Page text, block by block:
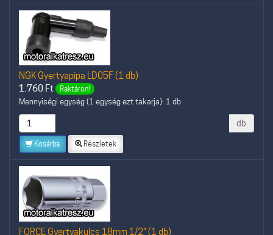
NGK Gyertyapipa LD05F (1 db)
1.760 Ft Raktáron!
Mennyiségi egység (1 egység ezt takarja): 1 db
db
Kosárba Részletek
FORCE Gyertyakulcs 18mm 1/2" (1 db)